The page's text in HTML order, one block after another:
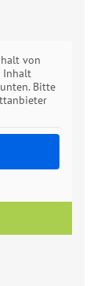
von
Inhalt
Bitte